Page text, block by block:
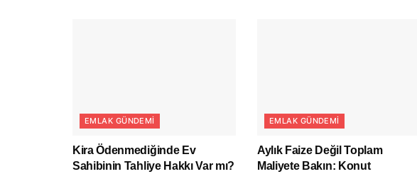
EMLAK GÜNDEMI
Kira Ödenmediğinde Ev
Sahibinin Tahliye Hakkı Var mı?
EMLAK GÜNDEMI
Aylık Faize Değil Toplam
Maliyete Bakın: Konut